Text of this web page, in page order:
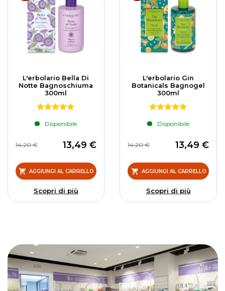
L'erbolario Bella Di
Notte Bagnoschiuma
300ml
Disponibile
13,49 €
14,20 €
AGGIUNGI AL CARRELLO
Scopri di più
L'erbolario Gin
Botanicals Bagnogel
300ml
Disponibile
13,49 €
14,20 €
AGGIUNGI AL CARRELLO
Scopri di più